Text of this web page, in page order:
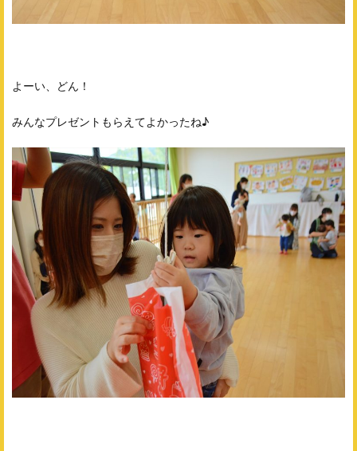
よーい、どん！
みんなプレゼントもらえてよかったね♪